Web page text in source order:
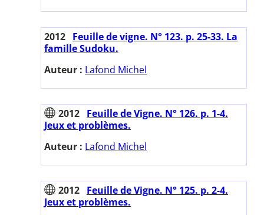
2012 Feuille de vigne. N° 123. p. 25-33. La
famille Sudoku.
Auteur : Lafond Michel
2012 Feuille de Vigne. N° 126. p. 1-4.
Jeux et problèmes.
Auteur : Lafond Michel
2012 Feuille de Vigne. N° 125. p. 2-4.
Jeux et problèmes.